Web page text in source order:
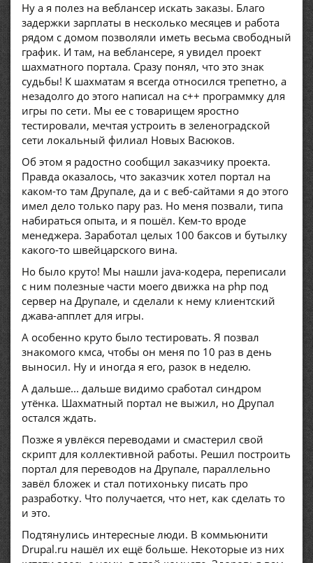
Ну а я полез на веблансер искать заказы. Благо
задержки зарплаты в несколько месяцев и работа
рядом с домом позволяли иметь весьма свободный
график. И там, на веблансере, я увидел проект
шахматного портала. Сразу понял, что это знак
судьбы! К шахматам я всегда относился трепетно, а
незадолго до этого написал на c++ программку для
игры по сети. Мы ее с товарищем яростно
тестировали, мечтая устроить в зеленоградской
сети локальный филиал Новых Васюков.
Об этом я радостно сообщил заказчику проекта.
Правда оказалось, что заказчик хотел портал на
каком-то там Друпале, да и с веб-сайтами я до этого
имел дело только пару раз. Но меня позвали, типа
набираться опыта, и я пошёл. Кем-то вроде
менеджера. Заработал целых 100 баксов и бутылку
какого-то швейцарского вина.
Но было круто! Мы нашли java-кодера, переписали
с ним полезные части моего движка на php под
сервер на Друпале, и сделали к нему клиентский
джава-апплет для игры.
А особенно круто было тестировать. Я позвал
знакомого кмса, чтобы он меня по 10 раз в день
выносил. Ну и иногда я его, разок в неделю.
А дальше... дальше видимо сработал синдром
утёнка. Шахматный портал не выжил, но Друпал
остался ждать.
Позже я увлёкся переводами и смастерил свой
скрипт для коллективной работы. Решил построить
портал для переводов на Друпале, параллельно
завёл бложек и стал потихоньку писать про
разработку. Что получается, что нет, как сделать то
и это.
Подтянулись интересные люди. В коммьюнити
Drupal.ru нашёл их ещё больше. Некоторые из них